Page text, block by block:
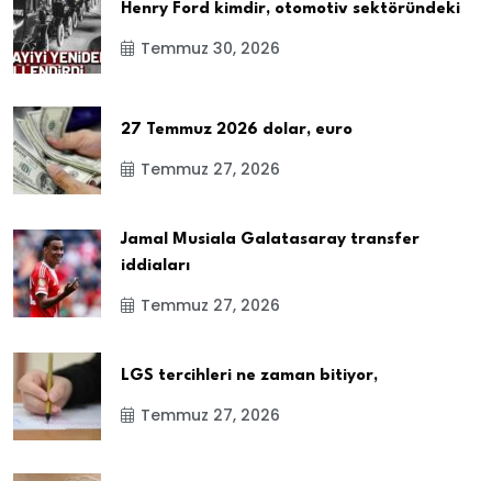
Henry Ford kimdir, otomotiv sektöründeki
Temmuz 30, 2026
27 Temmuz 2026 dolar, euro
Temmuz 27, 2026
Jamal Musiala Galatasaray transfer
iddiaları
Temmuz 27, 2026
LGS tercihleri ne zaman bitiyor,
Temmuz 27, 2026